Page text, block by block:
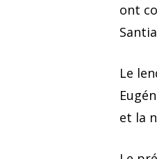
ont
Le
et la